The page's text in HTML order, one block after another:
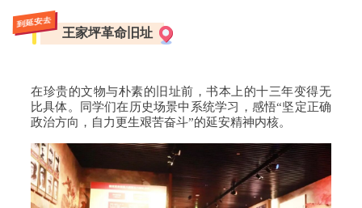
到延安去
王家坪革命旧址
在珍贵的文物与朴素的旧址前，书本上的十三年变得无
比具体。同学们在历史场景中系统学习，感悟“坚定正确
政治方向，自力更生艰苦奋斗”的延安精神内核。